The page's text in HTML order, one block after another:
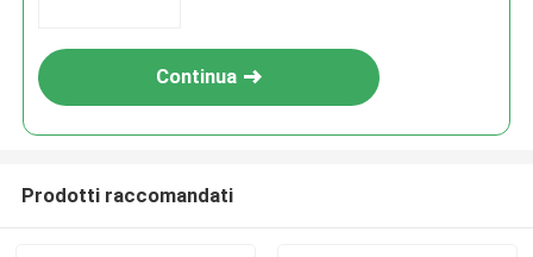
Continua
Prodotti raccomandati